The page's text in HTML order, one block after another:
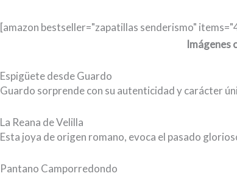
[amazon bestseller="zapatillas senderismo"
Imágenes
Espigüete desde Guardo
Guardo sorprende con su autenticidad y carácter
La Reana de Velilla
Esta joya de origen romano, evoca el pasado
Pantano Camporredondo